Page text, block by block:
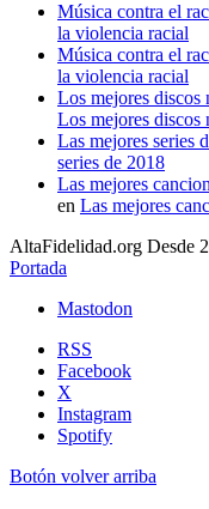
Música contra el
la violencia racial
Música contra el
la violencia racial
Los mejores discos
Los mejores discos
Las mejores series
series de 2018
Las mejores
en Las mejores
AltaFidelidad.org Desde
Portada
Mastodon
RSS
Facebook
X
Instagram
Spotify
Botón volver arriba